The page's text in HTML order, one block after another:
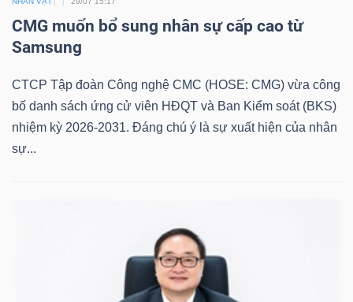
CMG muốn bổ sung nhân sự cấp cao từ
Samsung
CTCP Tập đoàn Công nghệ CMC (HOSE: CMG) vừa công
bố danh sách ứng cử viên HĐQT và Ban Kiểm soát (BKS)
nhiệm kỳ 2026-2031. Đáng chú ý là sự xuất hiện của nhân
sự...